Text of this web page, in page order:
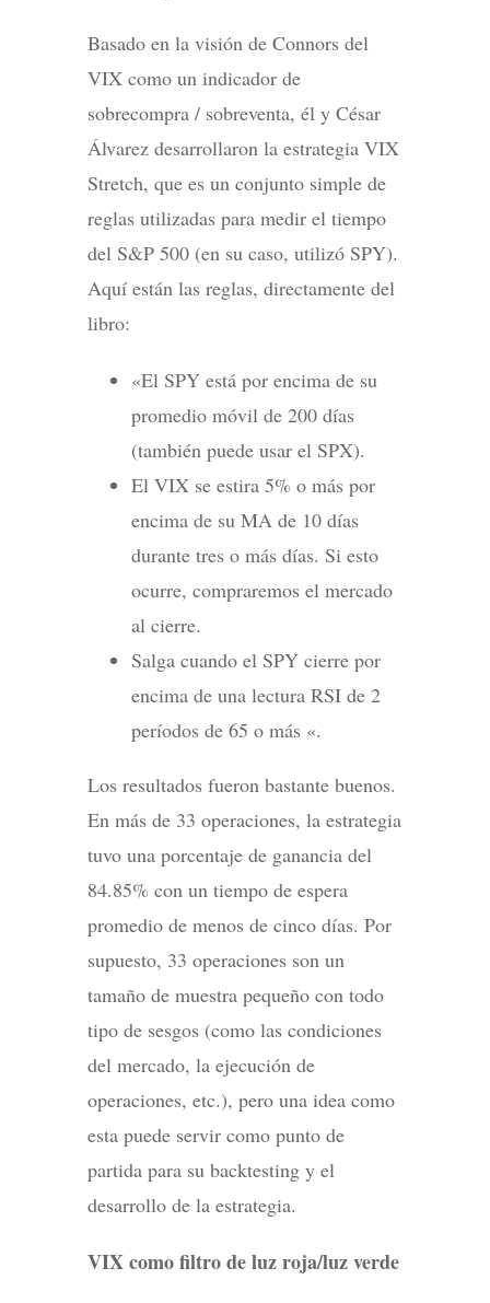
Basado en la visión de Connors del
VIX como un indicador de
sobrecompra / sobreventa, él y César
Álvarez desarrollaron la estrategia VIX
Stretch, que es un conjunto simple de
reglas utilizadas para medir el tiempo
del S&P 500 (en su caso, utilizó SPY).
Aquí están las reglas, directamente del
libro:
«El SPY está por encima de su
promedio móvil de 200 días
(también puede usar el SPX).
El VIX se estira 5% o más por
encima de su MA de 10 días
durante tres o más días. Si esto
ocurre, compraremos el mercado
al cierre.
Salga cuando el SPY cierre por
encima de una lectura RSI de 2
períodos de 65 o más «.
Los resultados fueron bastante buenos.
En más de 33 operaciones, la estrategia
tuvo una porcentaje de ganancia del
84.85% con un tiempo de espera
promedio de menos de cinco días. Por
supuesto, 33 operaciones son un
tamaño de muestra pequeño con todo
tipo de sesgos (como las condiciones
del mercado, la ejecución de
operaciones, etc.), pero una idea como
esta puede servir como punto de
partida para su backtesting y el
desarrollo de la estrategia.
VIX como filtro de luz roja/luz verde